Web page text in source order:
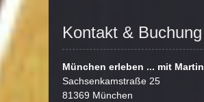
Kontakt & Buchung
München erleben ... mit Martin
Sachsenkamstraße 25
81369 München